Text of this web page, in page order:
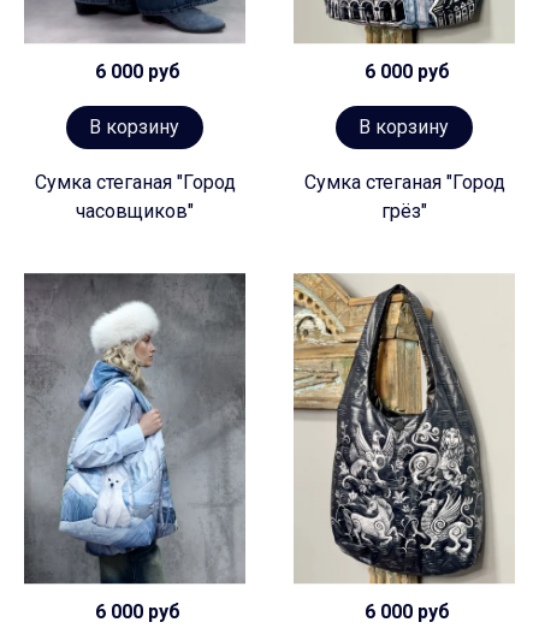
6 000 руб
В корзину
Сумка стеганая "Город
часовщиков"
6 000 руб
В корзину
Сумка стеганая "Город
грёз"
6 000 руб 6 000 руб